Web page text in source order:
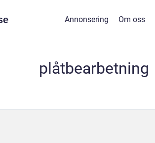
Annonsering Om oss
plåtbearbetning